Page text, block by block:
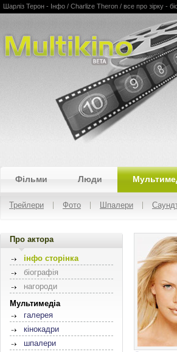
Multikino
Шарліз Терон - Інфо / Charlize Theron / все про зірку -
Фільми Люди
Трейлери Фото Шпалери
Про актора
інфо сторінка
біографія
нагороди
Мультимедіа
галерея
кінокадри
шпалери